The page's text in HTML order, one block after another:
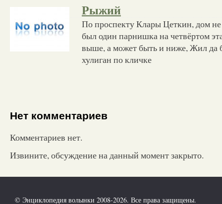
Рыжий
По проспекту Клары Цеткин, дом
был один парнишка на четвёртом
выше, а может быть и ниже, Жил да
хулиган по кличке
Нет комментариев
Комментариев нет.
Извините, обсуждение на данный момент закрыто.
© Энциклопедия волынки 2008-2026. Все права защищены.